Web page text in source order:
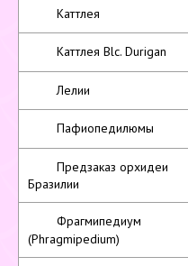
Каттлея
Каттлея Blc. Durigan
Лелии
Пафиопедилюмы
Предзаказ орхидеи
Бразилии
Фрагмипедиум
(Phragmipedium)